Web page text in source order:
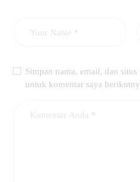
Simpan nama, email, dan
untuk komentar saya